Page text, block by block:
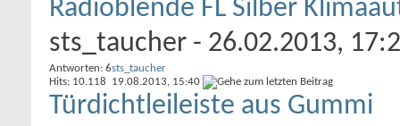
Radioblende FL Silber
sts_taucher - 26.02.2013,
Antworten: 6
Hits: 10.118
sts_taucher
19.08.2013, 15:40
Türdichtleileiste aus Gummi